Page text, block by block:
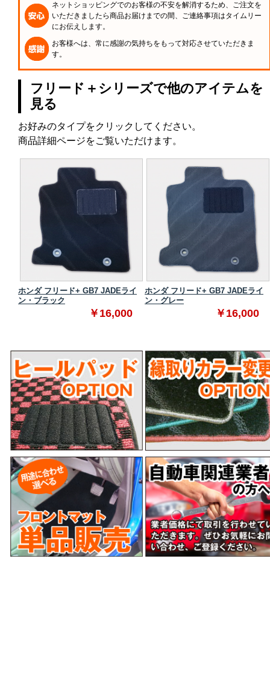
ネットショッピングでのお客様の不安を解消するため、ご注文を
いただきましたら商品お届けまでの間、ご連絡事項はタイムリー
にお伝えします。
お客様へは、常に感謝の気持ちをもって対応させていただきま
す。
フリード＋シリーズで他のアイテムを
見る
お好みのタイプをクリックしてください。
商品詳細ページをご覧いただけます。
ホンダ フリード+ GB7 JADEライ
ン・ブラック
￥16,000
ホンダ フリード+ GB7 JADEライ
ン・グレー
￥16,000